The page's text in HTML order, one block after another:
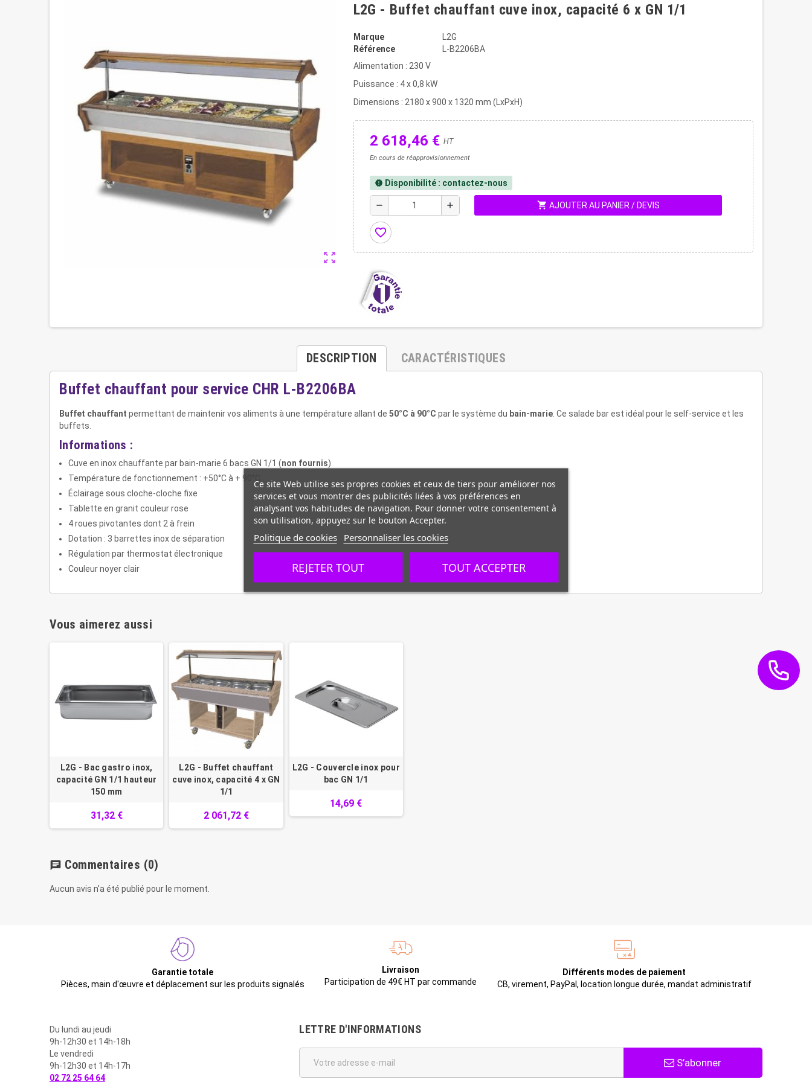
zoom_out_map
L2G - Buffet chauffant cuve inox, capacité 6 x GN 1/1
Marque
L2G
Référence
L-B2206BA
Alimentation : 230 V
Puissance : 4 x 0,8 kW
Dimensions : 2180 x 900 x 1320 mm (LxPxH)
2 618,46 € HT
En cours de réapprovisionnement
new_releases Disponibilité : contactez-nous
remove add shopping_cart AJOUTER AU PANIER / DEVIS
favorite_border
DESCRIPTION CARACTÉRISTIQUES
Buffet chauffant pour service CHR L-B2206BA
Buffet chauffant permettant de maintenir vos aliments à une température allant de 50°C à 90°C par le système du bain-marie. Ce salade bar est idéal pour le self-service et les
buffets.
Informations :
Cuve en inox chauffante par bain-marie 6 bacs GN 1/1 (non fournis)
Température de fonctionnement : +50°C à + 90°C
Éclairage sous cloche-cloche fixe
Tablette en granit couleur rose
4 roues pivotantes dont 2 à frein
Dotation : 3 barrettes inox de séparation
Régulation par thermostat électronique
Couleur noyer clair
Vous aimerez aussi
L2G - Bac gastro inox,
capacité GN 1/1 hauteur
150 mm
31,32 €
L2G - Buffet chauffant
cuve inox, capacité 4 x GN
1/1
2 061,72 €
L2G - Couvercle inox pour
bac GN 1/1
14,69 €
chat Commentaires (0)
Aucun avis n'a été publié pour le moment.
Garantie totale
Pièces, main d'œuvre et déplacement sur les produits signalés
Livraison
Participation de 49€ HT par commande
Différents modes de paiement
CB, virement, PayPal, location longue durée, mandat administratif
Du lundi au jeudi
9h-12h30 et 14h-18h
Le vendredi
9h-12h30 et 14h-17h
02 72 25 64 64
LETTRE D'INFORMATIONS
S’abonner
Ce site Web utilise ses propres cookies et ceux de tiers pour améliorer nos
services et vous montrer des publicités liées à vos préférences en
analysant vos habitudes de navigation. Pour donner votre consentement à
son utilisation, appuyez sur le bouton Accepter.
Politique de cookies Personnaliser les cookies
REJETER TOUT TOUT ACCEPTER